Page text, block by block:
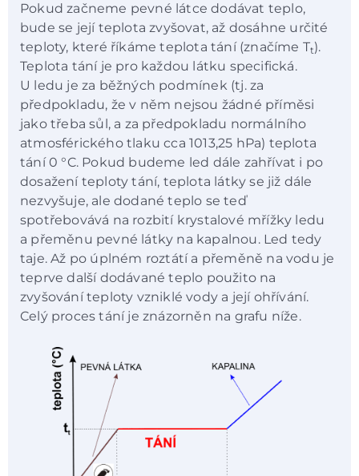
Pokud začneme pevné látce dodávat teplo,
bude se její teplota zvyšovat, až dosáhne určité
teploty, které říkáme teplota tání (značíme Tt).
Teplota tání je pro každou látku specifická.
U ledu je za běžných podmínek (tj. za
předpokladu, že v něm nejsou žádné příměsi
jako třeba sůl, a za předpokladu normálního
atmosférického tlaku cca 1013,25 hPa) teplota
tání 0 °C. Pokud budeme led dále zahřívat i po
dosažení teploty tání, teplota látky se již dále
nezvyšuje, ale dodané teplo se teď
spotřebovává na rozbití krystalové mřížky ledu
a přeměnu pevné látky na kapalnou. Led tedy
taje. Až po úplném roztátí a přeměně na vodu je
teprve další dodávané teplo použito na
zvyšování teploty vzniklé vody a její ohřívání.
Celý proces tání je znázorněn na grafu níže.